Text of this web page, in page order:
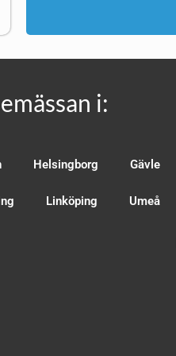
i:
Helsingborg Gävle
Linköping Umeå